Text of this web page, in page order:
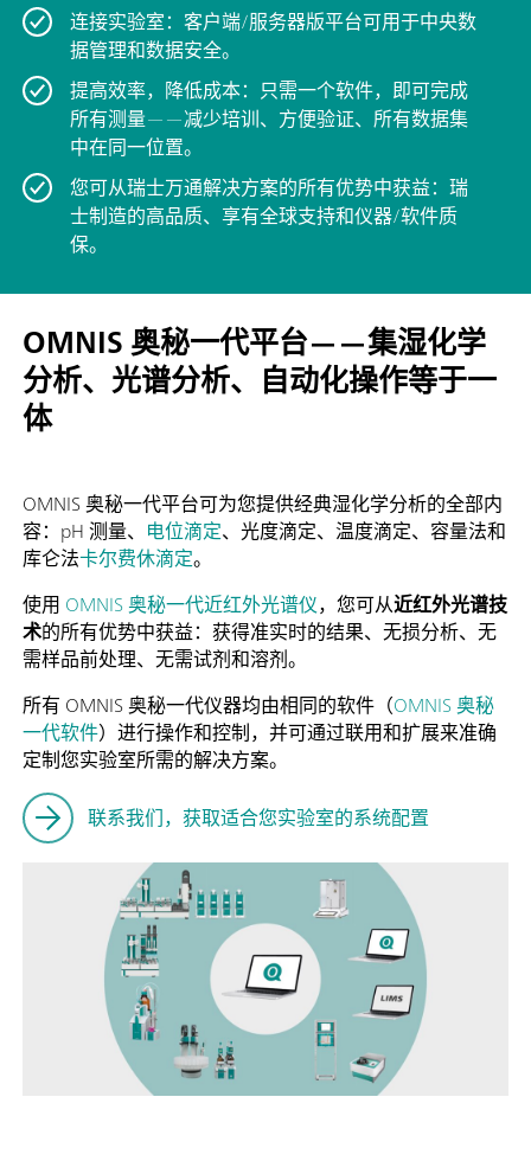
连接实验室：客户端/服务器版平台可用于中央数
据管理和数据安全。
提高效率，降低成本：只需一个软件，即可完成
所有测量——减少培训、方便验证、所有数据集
中在同一位置。
您可从瑞士万通解决方案的所有优势中获益：瑞
士制造的高品质、享有全球支持和仪器/软件质
保。
OMNIS 奥秘一代平台——集湿化学
分析、光谱分析、自动化操作等于一
体
OMNIS 奥秘一代平台可为您提供经典湿化学分析的全部内
容：pH 测量、 电位滴定、光度滴定、温度滴定、容量法和
库仑法卡尔费休滴定。
使用 OMNIS 奥秘一代近红外光谱仪，您可从近红外光谱技
术的所有优势中获益：获得准实时的结果、无损分析、无
需样品前处理、无需试剂和溶剂。
所有 OMNIS 奥秘一代仪器均由相同的软件（OMNIS 奥秘
一代软件）进行操作和控制，并可通过联用和扩展来准确
定制您实验室所需的解决方案。
联系我们，获取适合您实验室的系统配置